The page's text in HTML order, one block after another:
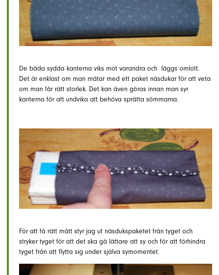
De båda sydda kanterna viks mot varandra och läggs omlott.
Det är enklast om man mätar med ett paket näsdukar för att veta
om man får rätt storlek. Det kan även göras innan man syr
kanterna för att undvika att behöva sprätta sömmarna.
För att få rätt mått styr jag ut näsdukspaketet från tyget och
stryker tyget för att det ska gå lättare att sy och för att förhindra
tyget från att flytta sig under själva symomentet.